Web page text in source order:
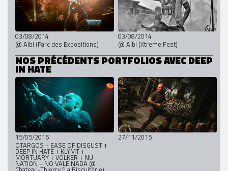
03/08/2014
@ Albi (Parc des Expositions)
03/08/2014
@ Albi (Xtreme Fest)
NOS PRÉCÉDENTS PORTFOLIOS AVEC DEEP
IN HATE
15/05/2016
OTARGOS + EASE OF DISGUST +
DEEP IN HATE + KLYMT +
MORTUARY + VOLKER + NU-
NATION + NO VALE NADA @
27/11/2015